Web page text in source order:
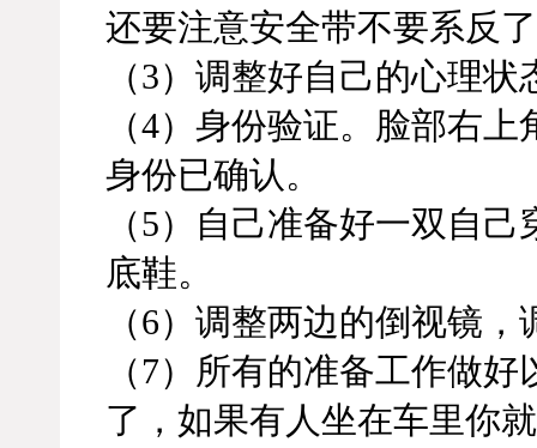
还要注意安全带不要系反
（3）调整好自己的心理
（4）身份验证。脸部右
身份已确认。
（5）自己准备好一双自
底鞋。
（6）调整两边的倒视镜
（7）所有的准备工作做
了，如果有人坐在车里你